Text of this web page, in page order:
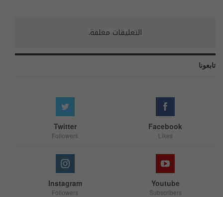
التعليقات مغلقة.
تابعونا
Facebook
Likes
Twitter
Followers
Youtube
Subscribers
Instagram
Followers